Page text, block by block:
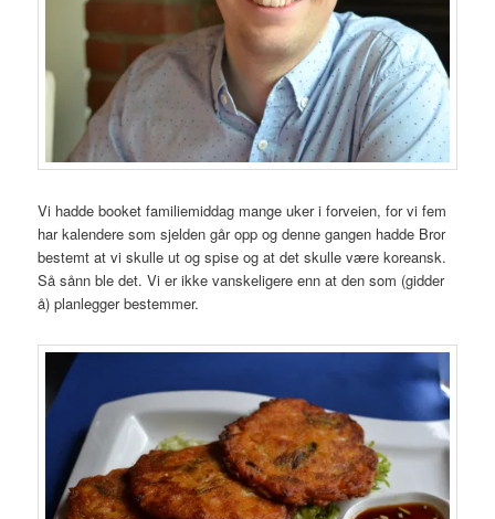
Vi hadde booket familiemiddag mange uker i forveien, for vi fem
har kalendere som sjelden går opp og denne gangen hadde Bror
bestemt at vi skulle ut og spise og at det skulle være koreansk.
Så sånn ble det. Vi er ikke vanskeligere enn at den som (gidder
å) planlegger bestemmer.